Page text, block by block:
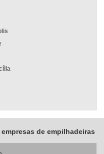
de empilhadeiras